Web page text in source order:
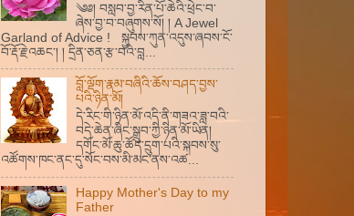
༄༅། བསླབ་བྱ་རིན་པོ་ཆེའི་ཕྲེང་བ་
ཞེས་བྱ་བ་བཞུགས་སོ། ། A Jewel
Garland of Advice ! སྐྱབས་ཀུན་འདུས་ཞབས་ངོ་
བོ་རྡོ་རྗེ་འཆང་། ། དྲིན་ཅན་རྩ་བའི་བླ...
བློ་ལྡོག་རྣམ་བཞིའི་ཆོས་བཤད་བྱས་
པའི་ཉིན་མོ།
དེ་རིང་གི་ཉིན་མོ་འདི་ནི་གཟའ་ཟླ་བའི་
བདེ་ཆེན་ཞིང་སྒྲུབ་ཀྱི་ཉིན་མོ་ཡིན།
དགོང་མོ་ཆུ་ཚོད་དྲུག་པའི་སྐབས་སུ་
འཚོགས་ཁང་ནང་དུ་སོང་བས་མི་མང་ནས་འཚ...
Happy Mother's Day to my
Father